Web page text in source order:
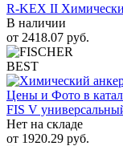
R-KEX II
В наличии
от 2418.07 руб.
BEST
FIS V
Нет на складе
от 1920.29 руб.